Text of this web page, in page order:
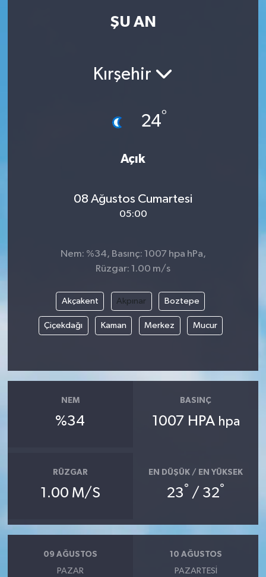
ŞU AN
Kırşehir
24°
Açık
08 Ağustos Cumartesi
05:00
Nem: %34, Basınç: 1007 hpa hPa,
Rüzgar: 1.00 m/s
Akçakent Akpınar Boztepe
Çiçekdağı Kaman Merkez Mucur
NEM
%34
BASINÇ
1007 HPA hpa
RÜZGAR
1.00 M/S
EN DÜŞÜK / EN YÜKSEK
23° / 32°
09 AĞUSTOS
PAZAR
10 AĞUSTOS
PAZARTESI